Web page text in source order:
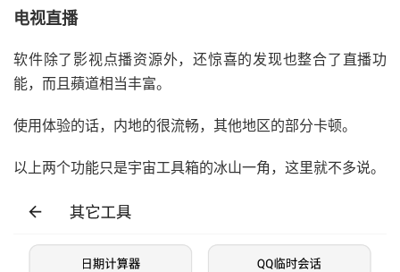
电视直播
软件除了影视点播资源外，还惊喜的发现也整合了直播功
能，而且蘋道相当丰富。
使用体验的话，内地的很流畅，其他地区的部分卡顿。
以上两个功能只是宇宙工具箱的冰山一角，这里就不多说。